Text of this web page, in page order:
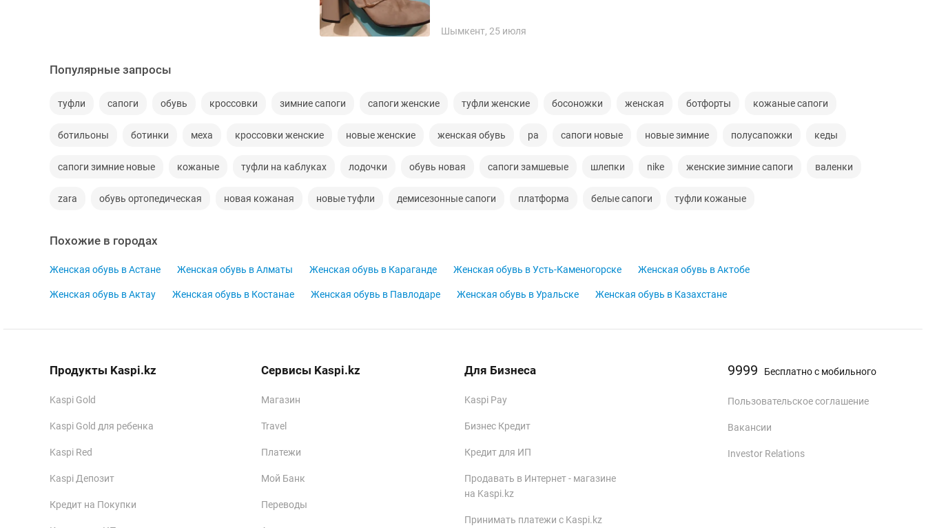
Шымкент, 25 июля
Популярные запросы
туфли сапоги обувь кроссовки зимние сапоги сапоги женские туфли женские босоножки женская ботфорты кожаные сапоги
ботильоны ботинки меха кроссовки женские новые женские женская обувь ра сапоги новые новые зимние полусапожки кеды
сапоги зимние новые кожаные туфли на каблуках лодочки обувь новая сапоги замшевые шлепки nike женские зимние сапоги валенки
zara обувь ортопедическая новая кожаная новые туфли демисезонные сапоги платформа белые сапоги туфли кожаные
Похожие в городах
Женская обувь в Астане Женская обувь в Алматы Женская обувь в Караганде Женская обувь в Усть-Каменогорске Женская обувь в Актобе
Женская обувь в Актау Женская обувь в Костанае Женская обувь в Павлодаре Женская обувь в Уральске Женская обувь в Казахстане
Продукты Kaspi.kz
Kaspi Gold
Kaspi Gold для ребенка
Kaspi Red
Kaspi Депозит
Кредит на Покупки
Сервисы Kaspi.kz
Магазин
Travel
Платежи
Мой Банк
Переводы
Для Бизнеса
Kaspi Pay
Бизнес Кредит
Кредит для ИП
Продавать в Интернет - магазине
на Kaspi.kz
Принимать платежи с Kaspi.kz
9999 Бесплатно с мобильного
Пользовательское соглашение
Вакансии
Investor Relations